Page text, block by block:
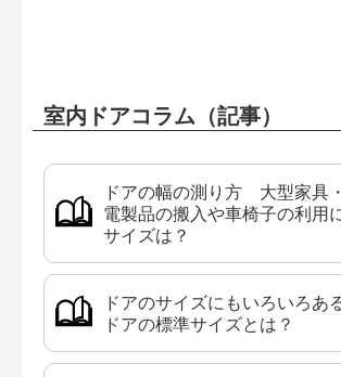
室内ドアコラム（記事）
ドアの幅の測り方 大型家具
電製品の搬入や車椅子の利用
サイズは？
ドアのサイズにもいろいろあ
ドアの標準サイズとは？